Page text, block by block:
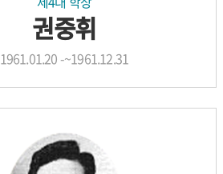
권중휘
1961.01.20 -~1961.12.31